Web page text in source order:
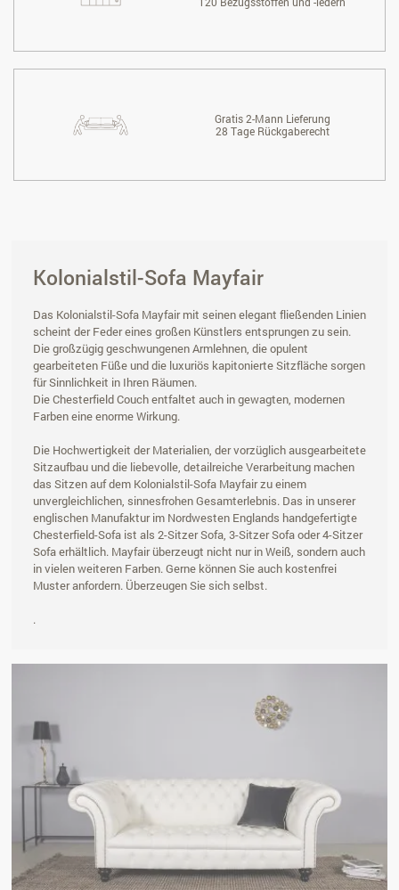
Gratis 2-Mann Lieferung
28 Tage Rückgaberecht
Kolonialstil-Sofa Mayfair
Das Kolonialstil-Sofa Mayfair mit seinen elegant fließenden Linien
scheint der Feder eines großen Künstlers entsprungen zu sein.
Die großzügig geschwungenen Armlehnen, die opulent
gearbeiteten Füße und die luxuriös kapitonierte Sitzfläche sorgen
für Sinnlichkeit in Ihren Räumen.
Die Chesterfield Couch entfaltet auch in gewagten, modernen
Farben eine enorme Wirkung.
Die Hochwertigkeit der Materialien, der vorzüglich ausgearbeitete
Sitzaufbau und die liebevolle, detailreiche Verarbeitung machen
das Sitzen auf dem Kolonialstil-Sofa Mayfair zu einem
unvergleichlichen, sinnesfrohen Gesamterlebnis. Das in unserer
englischen Manufaktur im Nordwesten Englands handgefertigte
Chesterfield-Sofa ist als 2-Sitzer Sofa, 3-Sitzer Sofa oder 4-Sitzer
Sofa erhältlich. Mayfair überzeugt nicht nur in Weiß, sondern auch
in vielen weiteren Farben. Gerne können Sie auch kostenfrei
Muster anfordern. Überzeugen Sie sich selbst.
.